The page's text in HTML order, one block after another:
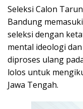
Seleksi Calon
Bandung
seleksi dengan
mental ideologi
diproses ulang
lolos untuk
Jawa Tengah.